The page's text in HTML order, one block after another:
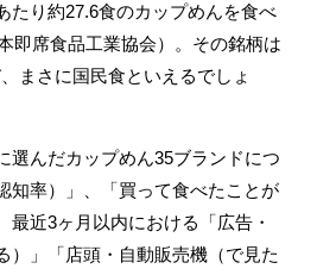
り約27.6食のカップめんを食べ
席食品工業協会）。その銘柄は
まさに国民食といえるでしょ
んだカップめん35ブランドにつ
知率）」、「買って食べたことが
最近3ヶ月以内における「広告・
）」「店頭・自動販売機（で見た